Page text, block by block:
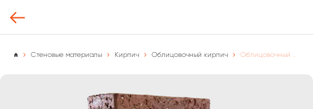
Стеновые материалы Кирпич Облицовочный кирпич